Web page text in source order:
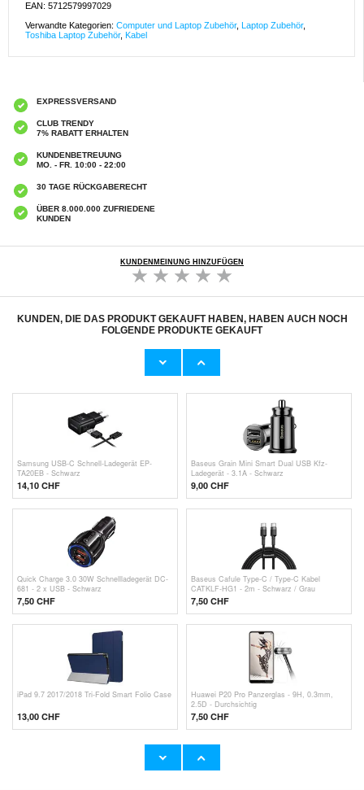
EAN: 5712579997029
Verwandte Kategorien: Computer und Laptop Zubehör, Laptop Zubehör,
Toshiba Laptop Zubehör, Kabel
EXPRESSVERSAND
CLUB TRENDY
7% RABATT ERHALTEN
KUNDENBETREUUNG
MO. - FR. 10:00 - 22:00
30 TAGE RÜCKGABERECHT
ÜBER 8.000.000 ZUFRIEDENE
KUNDEN
KUNDENMEINUNG HINZUFÜGEN
KUNDEN, DIE DAS PRODUKT GEKAUFT HABEN, HABEN AUCH NOCH
FOLGENDE PRODUKTE GEKAUFT
Mcdodo Night Elves 90-Grad Lightning Kabel -
Geflochtenes USB 3.1 Type-C Data /
Samsung USB-C Schnell-Ladegerät EP-
TA20EB - Schwarz
14,10 CHF
Baseus Grain Mini Smart Dual USB Kfz-
Ladegerät - 3.1A - Schwarz
9,00 CHF
Quick Charge 3.0 30W Schnellladegerät DC-
681 - 2 x USB - Schwarz
7,50 CHF
Baseus Cafule Type-C / Type-C Kabel
CATKLF-HG1 - 2m - Schwarz / Grau
7,50 CHF
iPad 9.7 2017/2018 Tri-Fold Smart Folio Case
13,00 CHF
Huawei P20 Pro Panzerglas - 9H, 0.3mm,
2.5D - Durchsichtig
7,50 CHF